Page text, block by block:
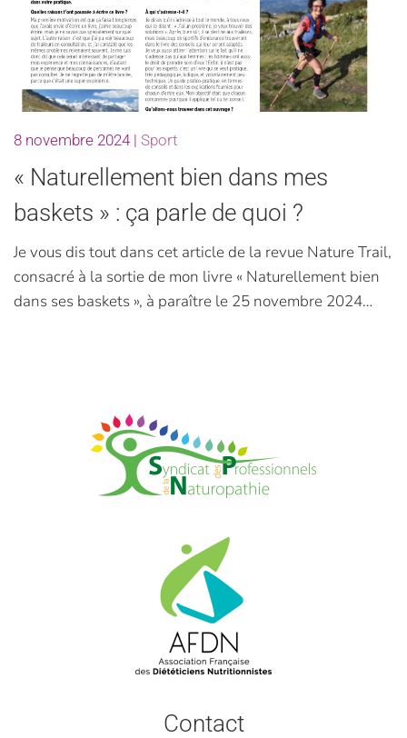
8 novembre 2024| Sport
« Naturellement bien dans mes
baskets » : ça parle de quoi ?
Je vous dis tout dans cet article de la revue Nature Trail,
consacré à la sortie de mon livre « Naturellement bien
dans ses baskets », à paraître le 25 novembre 2024…
Contact